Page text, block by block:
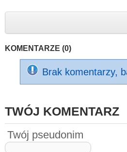
KOMENTARZE (0)
Brak komentarzy,
TWÓJ KOMENTARZ
Twój pseudonim